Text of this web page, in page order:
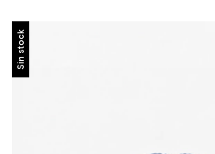
Sin stock